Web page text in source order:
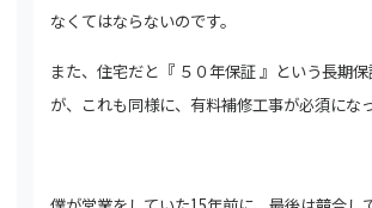
なくてはならないのです。
また、住宅だと『 ５０年保証 』という長期
が、これも同様に、有料補修工事が必須にな